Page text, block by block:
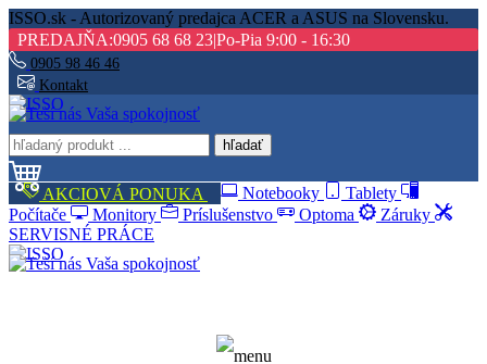
ISSO.sk - Autorizovaný predajca ACER a ASUS na Slovensku.
PREDAJŇA:0905 68 68 23|Po-Pia 9:00 - 16:30
0905 98 46 46
Kontakt
hľadať
AKCIOVÁ PONUKA Notebooky
Tablety
Počítače
Monitory Príslušenstvo Optoma
Záruky
SERVISNÉ PRÁCE